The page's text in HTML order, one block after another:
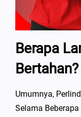
Berapa
Bertahan?
Umumnya,
Selama